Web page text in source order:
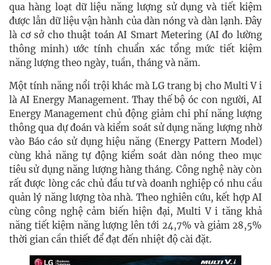
qua hàng loạt dữ liệu năng lượng sử dụng và tiết kiệm
được lẫn dữ liệu vận hành của dàn nóng và dàn lạnh. Đây
là cơ sở cho thuật toán AI Smart Metering (AI đo lường
thông minh) ước tính chuẩn xác tổng mức tiết kiệm
năng lượng theo ngày, tuần, tháng và năm.
Một tính năng nổi trội khác mà LG trang bị cho Multi V i
là AI Energy Management. Thay thế bộ óc con người, AI
Energy Management chủ động giảm chi phí năng lượng
thông qua dự đoán và kiểm soát sử dụng năng lượng nhờ
vào Báo cáo sử dụng hiệu năng (Energy Pattern Model)
cùng khả năng tự động kiểm soát dàn nóng theo mục
tiêu sử dụng năng lượng hàng tháng. Công nghệ này còn
rất được lòng các chủ đầu tư và doanh nghiệp có nhu cầu
quản lý năng lượng tòa nhà. Theo nghiên cứu, kết hợp AI
cùng công nghệ cảm biến hiện đại, Multi V i tăng khả
năng tiết kiệm năng lượng lên tới 24,7% và giảm 28,5%
thời gian cần thiết để đạt đến nhiệt độ cài đặt.